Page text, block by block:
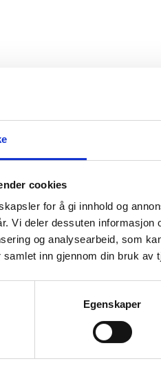
cookies
for å gi innhold og
Vi deler dessuten
og analysearbeid, som
inn gjennom din bruk av
Egenskaper